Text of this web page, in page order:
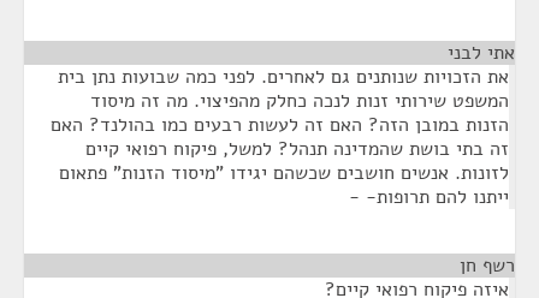
אתי לבני
את הזכויות שנותנים גם לאחרים. לפני כמה שבועות נתן בית
המשפט שירותי זנות לנכה כחלק מהפיצוי. מה זה מיסוד
הזנות במובן הזה? האם זה לעשות רבעים כמו בהולנד? האם
זה בתי בושת שהמדינה תנהל? למשל, פיקוח רפואי קיים
לזונות. אנשים חושבים שכשהם יגידו "מיסוד הזנות" פתאום
ייתנו להם תרופות- -
רשף חן
איזה פיקוח רפואי קיים?